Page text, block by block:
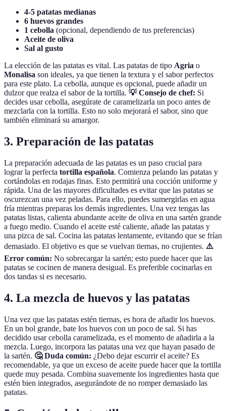
4-5 patatas medianas
6 huevos grandes
1 cebolla (opcional, dependiendo de tus preferencias)
Aceite de oliva
Sal al gusto
La elección de las patatas es vital. Las patatas de tipo Agria o
Monalisa son ideales, ya que tienen la textura y el sabor perfectos
para este plato. La cebolla, aunque es opcional, puede añadir un
dulzor que realza el sabor de la tortilla. 💡 Consejo de chef: Si
decides usar cebolla, asegúrate de caramelizarla un poco antes de
mezclarla con la tortilla. Esto no solo mejorará el sabor, sino que
también eliminará su amargor.
3. Preparación de las patatas
La preparación adecuada de las patatas es un paso crucial para
lograr la perfecta tortilla española. Comienza pelando las patatas y
cortándolas en rodajas finas. Esto permitirá una cocción uniforme y
rápida. Una de las mayores dificultades es evitar que las patatas se
oscurezcan una vez peladas. Para ello, puedes sumergirlas en agua
fría mientras preparas los demás ingredientes. Una vez tengas las
patatas listas, calienta abundante aceite de oliva en una sartén grande
a fuego medio. Cuando el aceite esté caliente, añade las patatas y
una pizca de sal. Cocina las patatas lentamente, evitando que se frían
demasiado. El objetivo es que se vuelvan tiernas, no crujientes. ⚠️
Error común: No sobrecargar la sartén; esto puede hacer que las
patatas se cocinen de manera desigual. Es preferible cocinarlas en
dos tandas si es necesario.
4. La mezcla de huevos y las patatas
Una vez que las patatas estén tiernas, es hora de añadir los huevos.
En un bol grande, bate los huevos con un poco de sal. Si has
decidido usar cebolla caramelizada, es el momento de añadirla a la
mezcla. Luego, incorpora las patatas una vez que hayan pasado de
la sartén. 🤔 Duda común: ¿Debo dejar escurrir el aceite? Es
recomendable, ya que un exceso de aceite puede hacer que la tortilla
quede muy pesada. Combina suavemente los ingredientes hasta que
estén bien integrados, asegurándote de no romper demasiado las
patatas.